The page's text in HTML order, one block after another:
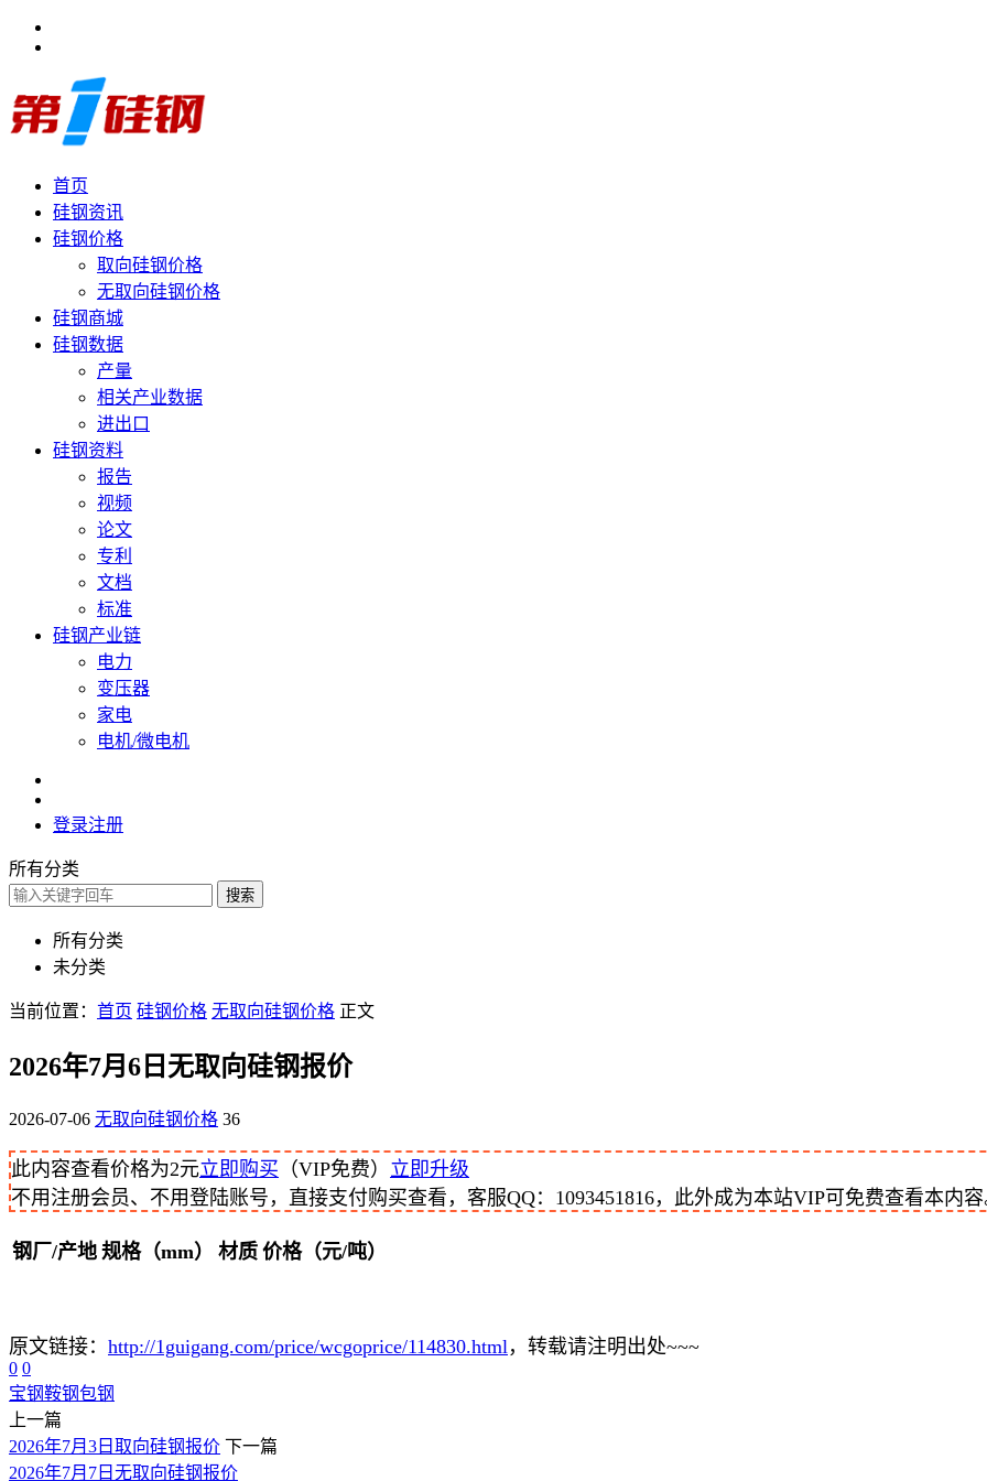
首页
硅钢资讯
硅钢价格
取向硅钢价格
无取向硅钢价格
硅钢商城
硅钢数据
产量
相关产业数据
进出口
硅钢资料
报告
视频
论文
专利
文档
标准
硅钢产业链
电力
变压器
家电
电机/微电机
登录注册
所有分类
搜索
所有分类
未分类
当前位置： 首页 硅钢价格 无取向硅钢价格 正文
2026年7月6日无取向硅钢报价
2026-07-06 无取向硅钢价格 36
此内容查看价格为2元立即购买 （VIP免费） 立即升级
不用注册会员、不用登陆账号，直接支付购买查看，客服QQ：1093451816，此外成为本站VIP可免费查看本内
钢厂/产地 规格（mm） 材质 价格（元/吨）
原文链接： http://1guigang.com/price/wcgoprice/114830.html，转载请注明出处~~~
0 0
宝钢鞍钢包钢
上一篇
2026年7月3日取向硅钢报价 下一篇
2026年7月7日无取向硅钢报价